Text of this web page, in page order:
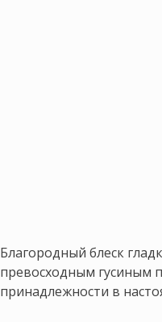
Благородный блеск
превосходным гусиным
принадлежности в